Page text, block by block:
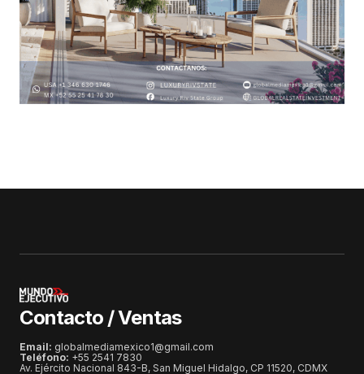
Contacto / Ventas
Email: globalmediamexico1@gmail.com
Teléfono: +55 2541 7830
Av. Ejército Nacional 843-B, San Miguel Hidalgo, CP 11520, CDMX